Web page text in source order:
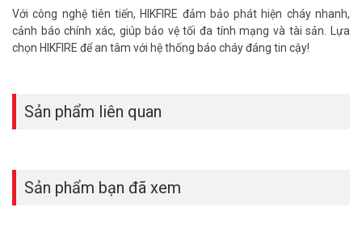
Quý khách hàng vui lòng liên hệ HOTLINE 1900 9259 để được hỗ trợ
tốt nhất. Tham khảo thêm thông tin tạiFacebook
Vuhoangtelecomnhé.
Với công nghệ tiên tiến, HIKFIRE đảm bảo phát hiện cháy nhanh,
cảnh báo chính xác, giúp bảo vệ tối đa tính mạng và tài sản. Lựa
chọn HIKFIRE để an tâm với hệ thống báo cháy đáng tin cậy!
Sản phẩm liên quan
Sản phẩm bạn đã xem